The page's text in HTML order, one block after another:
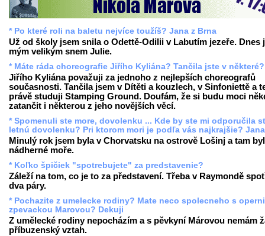
* Po které roli na baletu nejvíce toužíš? Jana z Brna
Už od školy jsem snila o Odettě-Odilii v Labutím jezeře. Dnes
mým velikým snem Julie.
* Máte ráda choreografie Jiřího Kyliána? Tančila jste v některé?
Jiřího Kyliána považuji za jednoho z nejlepších choreografů
současnosti. Tančila jsem v Dítěti a kouzlech, v Sinfoniettě a
právě studuji Stamping Ground. Doufám, že si budu moci
zatančit i některou z jeho novějších věcí.
* Spomenuli ste more, dovolenku ... Kde by ste mi odporučila
letnú dovolenku? Pri ktorom mori je podľa vás najkrajšie?
Minulý rok jsem byla v Chorvatsku na ostrově Lošinj a tam
nádherné moře.
* Koľko špičiek "spotrebujete" za predstavenie?
Záleží na tom, co je to za představení. Třeba v Raymondě
dva páry.
* Pochazite z umelecke rodiny? Mate neco spolecneho s operni
zpevackou Marovou? Dekuji
Z umělecké rodiny nepocházím a s pěvkyní Márovou nemám
příbuzenský vztah.